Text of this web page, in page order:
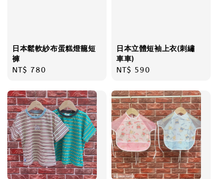
日本鬆軟紗布蛋糕燈籠短
褲
Regular
NT$ 780
日本立體短袖上衣(刺繡
車車)
Regular
NT$ 590